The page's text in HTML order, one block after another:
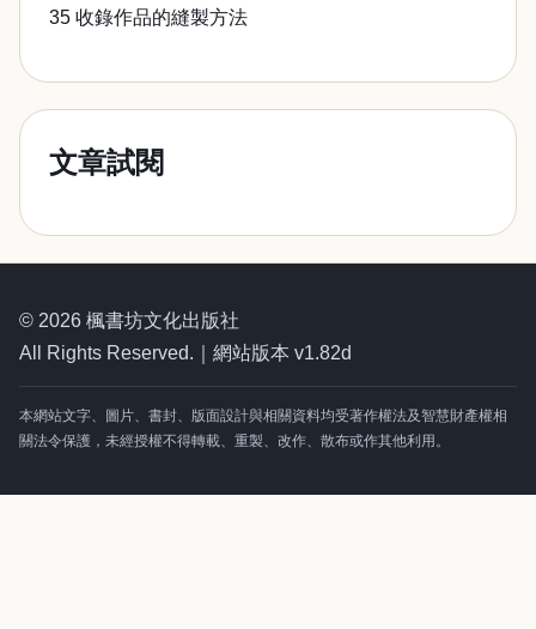
35 收錄作品的縫製方法
文章試閱
© 2026 楓書坊文化出版社
All Rights Reserved.｜網站版本 v1.82d
本網站文字、圖片、書封、版面設計與相關資料均受著作權法及智慧財產權相
關法令保護，未經授權不得轉載、重製、改作、散布或作其他利用。